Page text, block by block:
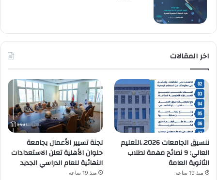
اخر المقالات
تنسيق الجامعات 2026..التعليم
العالي: 9 نصائح مهمة لطلاب
الثانوية العامة
منذ 19 ساعة
لجنة تسيير الأعمال بجامعة
حلوان الأهلية تعلن الاستعدادات
النهائية للعام الدراسي الجديد
منذ 19 ساعة